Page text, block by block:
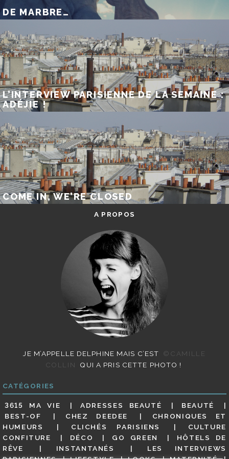
DE MARBRE…
L’INTERVIEW PARISIENNE DE LA SEMAINE :
ADÉJIE !
COME IN, WE’RE CLOSED
A PROPOS
JE M’APPELLE DELPHINE MAIS C’EST
©CAMILLE
COLLIN
QUI A PRIS CETTE PHOTO !
CATÉGORIES
3615 MA VIE ADRESSES BEAUTÉ
BEAUTÉ
BEST-OF
CHEZ DEEDEE
CHRONIQUES ET
HUMEURS
CLICHÉS PARISIENS
CULTURE
CONFITURE
DÉCO GO GREEN
HÔTELS DE
RÊVE
INSTANTANÉS
LES INTERVIEWS